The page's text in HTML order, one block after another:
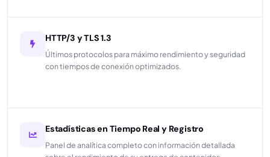
HTTP/3 y TLS 1.3
Últimos protocolos para máximo rendimiento y seguridad
con tiempos de conexión optimizados.
Estadísticas en Tiempo Real y Registro
Panel de analítica completo con información detallada